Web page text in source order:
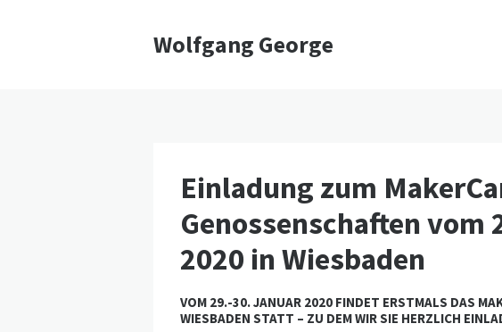
Wolfgang George
Einladung zum
Genossenschaften vom
2020 in Wiesbaden
VOM 29.-30. JANUAR 2020 FINDET ERSTMALS DAS
WIESBADEN STATT – ZU DEM WIR SIE HERZLICH